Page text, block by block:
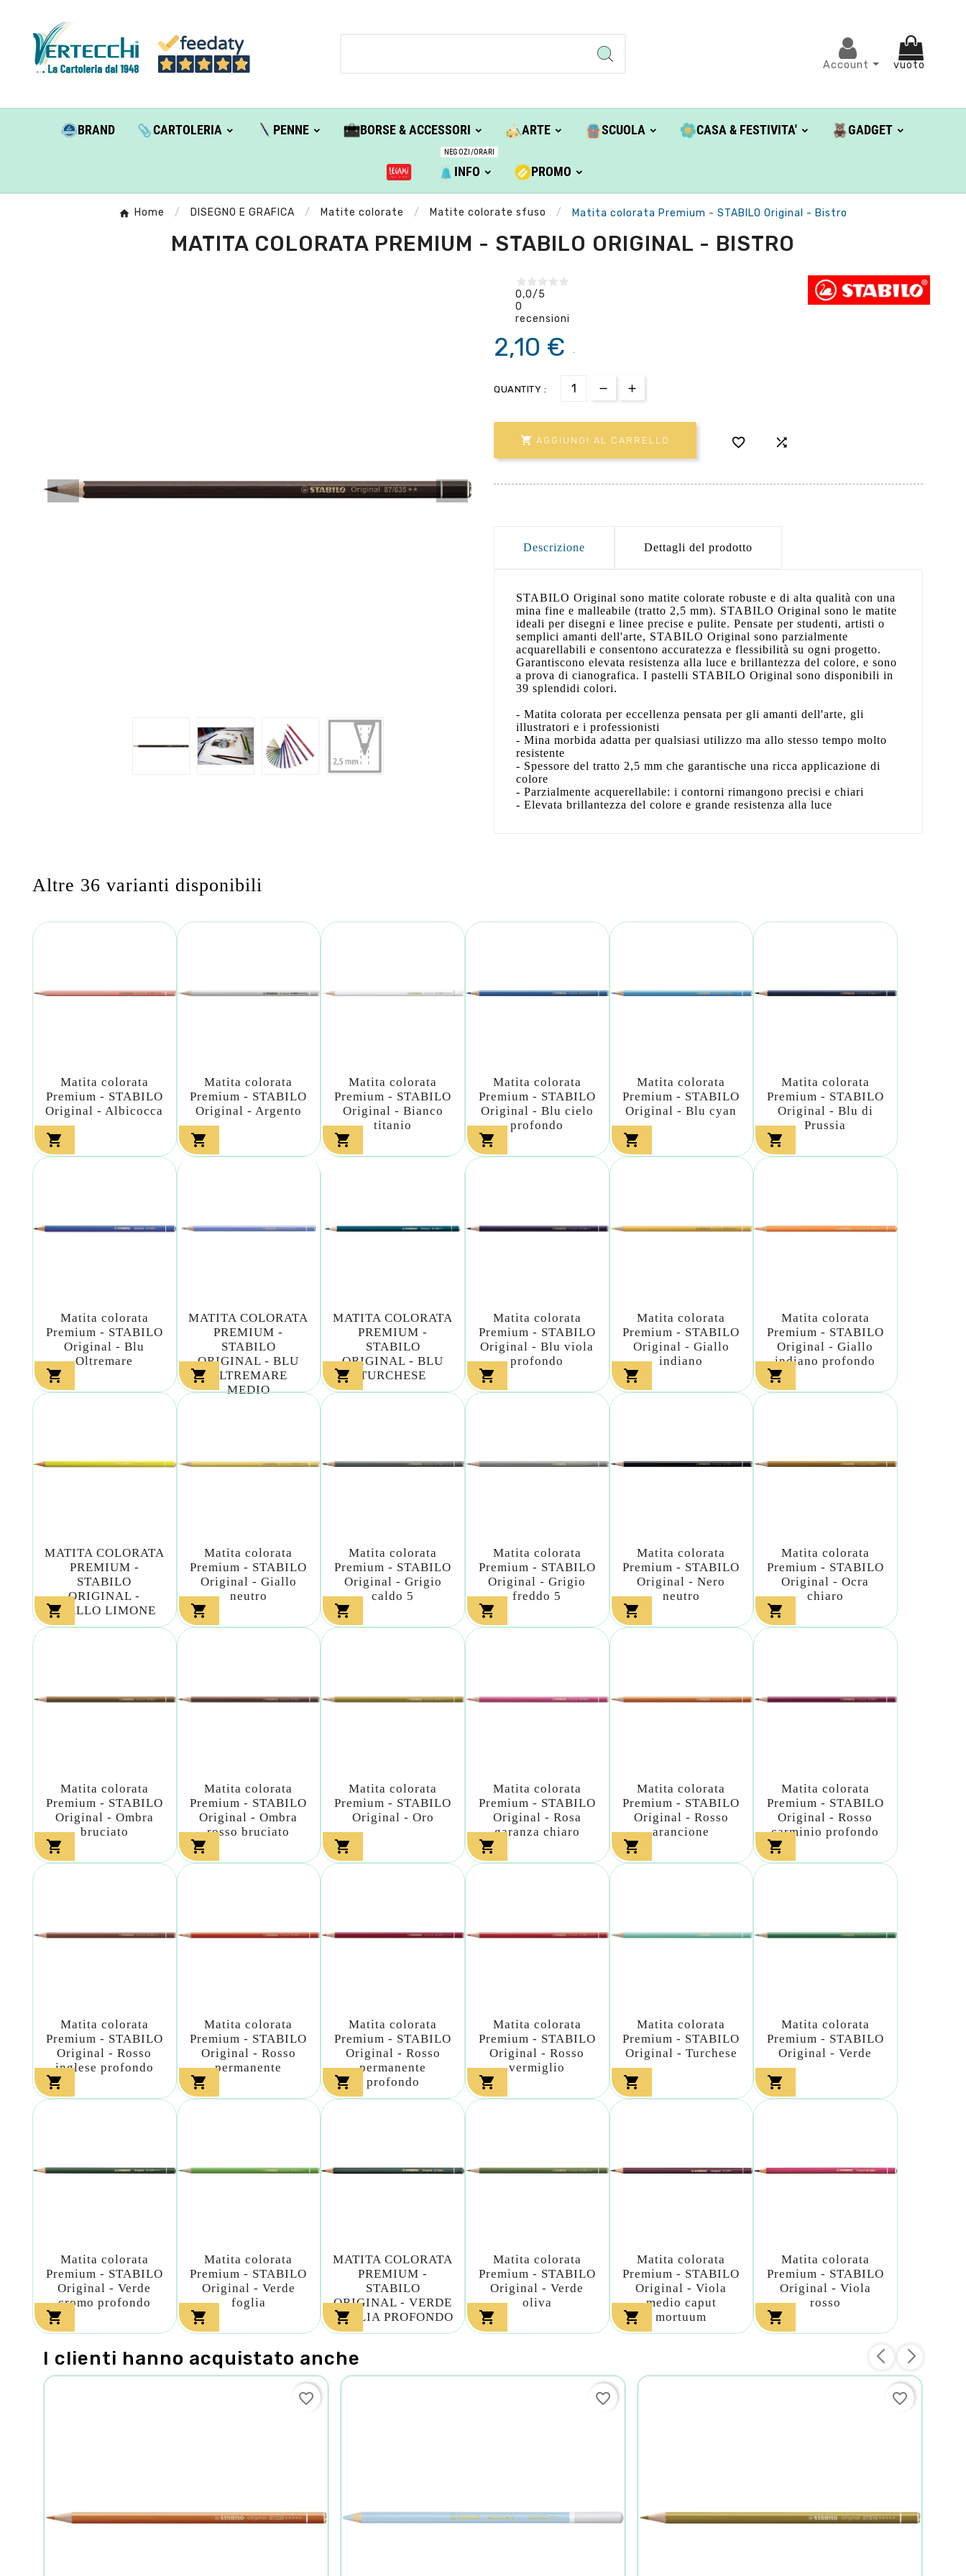
Account vuoto
BRAND CARTOLERIA PENNE BORSE & ACCESSORI ARTE SCUOLA CASA & FESTIVITA' GADGET
INFO
NEGOZI/ORARI
PROMO
Home DISEGNO E GRAFICA Matite colorate Matite colorate sfuso Matita colorata Premium - STABILO Original - Bistro
MATITA COLORATA PREMIUM - STABILO ORIGINAL - BISTRO
0,0/5
0
recensioni
2,10 €
QUANTITY :
 AGGIUNGI AL CARRELLO  
Descrizione Dettagli del prodotto
STABILO Original sono matite colorate robuste e di alta qualità con una
mina fine e malleabile (tratto 2,5 mm). STABILO Original sono le matite
ideali per disegni e linee precise e pulite. Pensate per studenti, artisti o
semplici amanti dell'arte, STABILO Original sono parzialmente
acquarellabili e consentono accuratezza e flessibilità su ogni progetto.
Garantiscono elevata resistenza alla luce e brillantezza del colore, e sono
a prova di cianografica. I pastelli STABILO Original sono disponibili in
39 splendidi colori.
- Matita colorata per eccellenza pensata per gli amanti dell'arte, gli
illustratori e i professionisti
- Mina morbida adatta per qualsiasi utilizzo ma allo stesso tempo molto
resistente
- Spessore del tratto 2,5 mm che garantische una ricca applicazione di
colore
- Parzialmente acquerellabile: i contorni rimangono precisi e chiari
- Elevata brillantezza del colore e grande resistenza alla luce
Altre 36 varianti disponibili
Matita colorata
Premium - STABILO
Original - Albicocca

Matita colorata
Premium - STABILO
Original - Argento

Matita colorata
Premium - STABILO
Original - Bianco
titanio

Matita colorata
Premium - STABILO
Original - Blu cielo
profondo

Matita colorata
Premium - STABILO
Original - Blu cyan

Matita colorata
Premium - STABILO
Original - Blu di
Prussia

Matita colorata
Premium - STABILO
Original - Blu
Oltremare

MATITA COLORATA
PREMIUM -
STABILO
ORIGINAL - BLU
OLTREMARE
MEDIO

MATITA COLORATA
PREMIUM -
STABILO
ORIGINAL - BLU
TURCHESE

Matita colorata
Premium - STABILO
Original - Blu viola
profondo

Matita colorata
Premium - STABILO
Original - Giallo
indiano

Matita colorata
Premium - STABILO
Original - Giallo
indiano profondo

MATITA COLORATA
PREMIUM -
STABILO
ORIGINAL -
GIALLO LIMONE

Matita colorata
Premium - STABILO
Original - Giallo
neutro

Matita colorata
Premium - STABILO
Original - Grigio
caldo 5

Matita colorata
Premium - STABILO
Original - Grigio
freddo 5

Matita colorata
Premium - STABILO
Original - Nero
neutro

Matita colorata
Premium - STABILO
Original - Ocra
chiaro

Matita colorata
Premium - STABILO
Original - Ombra
bruciato

Matita colorata
Premium - STABILO
Original - Ombra
rosso bruciato

Matita colorata
Premium - STABILO
Original - Oro

Matita colorata
Premium - STABILO
Original - Rosa
garanza chiaro

Matita colorata
Premium - STABILO
Original - Rosso
arancione

Matita colorata
Premium - STABILO
Original - Rosso
carminio profondo

Matita colorata
Premium - STABILO
Original - Rosso
inglese profondo

Matita colorata
Premium - STABILO
Original - Rosso
permanente

Matita colorata
Premium - STABILO
Original - Rosso
permanente
profondo

Matita colorata
Premium - STABILO
Original - Rosso
vermiglio

Matita colorata
Premium - STABILO
Original - Turchese

Matita colorata
Premium - STABILO
Original - Verde

Matita colorata
Premium - STABILO
Original - Verde
cromo profondo

Matita colorata
Premium - STABILO
Original - Verde
foglia

MATITA COLORATA
PREMIUM -
STABILO
ORIGINAL - VERDE
FOGLIA PROFONDO

Matita colorata
Premium - STABILO
Original - Verde
oliva

Matita colorata
Premium - STABILO
Original - Viola
medio caput
mortuum

Matita colorata
Premium - STABILO
Original - Viola
rosso

I clienti hanno acquistato anche
favorite_border favorite_border favorite_border